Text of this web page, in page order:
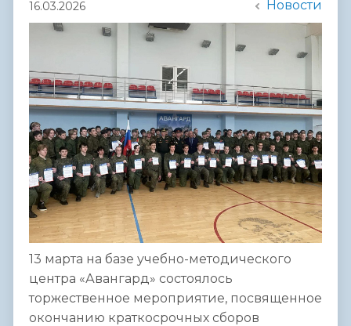
16.03.2026 Новости
13 марта на базе учебно-методического
центра «Авангард» состоялось
торжественное мероприятие, посвященное
окончанию краткосрочных сборов